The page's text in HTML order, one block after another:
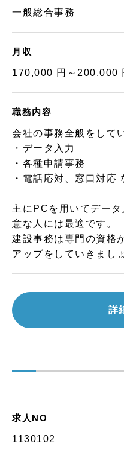
一般総合事務
月収
170,000 円～200,000
職務内容
会社の事務全般をして
・データ入力
・各種申請事務
・電話応対、窓口対応
主にPCを用いてデー
意な人には最適です。
建設事務は専門の資格
アップをしていきまし
詳
求人NO
1130102